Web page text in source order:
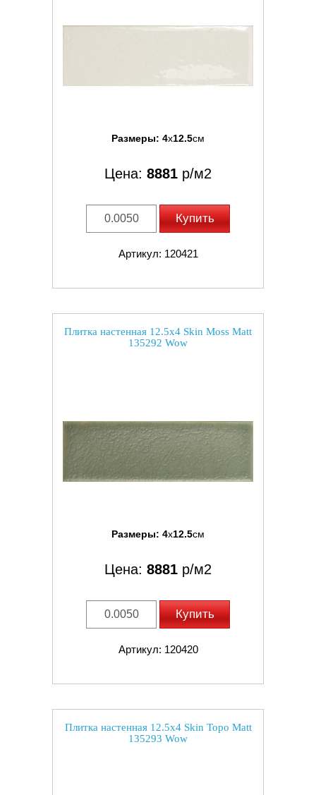
Размеры: 4x12.5см
Цена: 8881 р/м2
Купить
Артикул: 120421
Плитка настенная 12.5x4 Skin Moss Matt
135292 Wow
Размеры: 4x12.5см
Цена: 8881 р/м2
Купить
Артикул: 120420
Плитка настенная 12.5x4 Skin Topo Matt
135293 Wow